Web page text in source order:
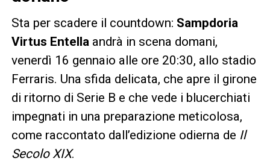
Sta per scadere il countdown: Sampdoria
Virtus Entellaandrà in scena domani,
venerdì 16 gennaio alle ore 20:30, allo stadio
Ferraris. Una sfida delicata, che apre il girone
di ritorno di Serie B e che vede i blucerchiati
impegnati in una preparazione meticolosa,
come raccontato dall’edizione odierna de Il
Secolo XIX.